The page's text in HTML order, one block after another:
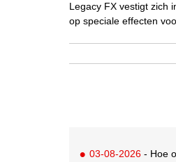
Legacy FX vestigt zich
op speciale effecten
03-08-2026 - Hoe